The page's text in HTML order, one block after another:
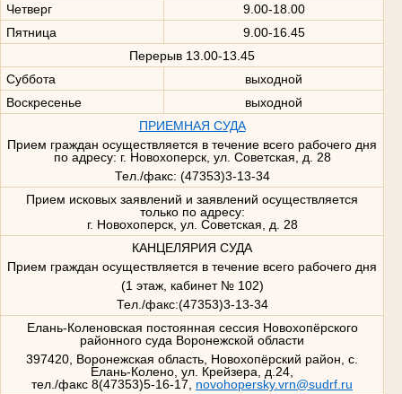
Четверг
9.00-18.00
Пятница
9.00-16.45
Перерыв 13.00-13.45
Суббота
выходной
Воскресенье
выходной
ПРИЕМНАЯ СУДА
Прием граждан осуществляется в течение всего рабочего дня
по адресу: г. Новохоперск, ул. Советская, д. 28
Тел./факс: (47353)3-13-34
Прием исковых заявлений и заявлений осуществляется
только по адресу:
г. Новохоперск, ул. Советская, д. 28
КАНЦЕЛЯРИЯ СУДА
Прием граждан осуществляется в течение всего рабочего дня
(1 этаж, кабинет № 102)
Тел./факс:(47353)3-13-34
Елань-Коленовская постоянная сессия Новохопёрского
районного суда Воронежской области
397420, Воронежская область, Новохопёрский район, с.
Елань-Колено, ул. Крейзера, д.24,
тел./факс 8(47353)5-16-17, novohopersky.vrn@sudrf.ru